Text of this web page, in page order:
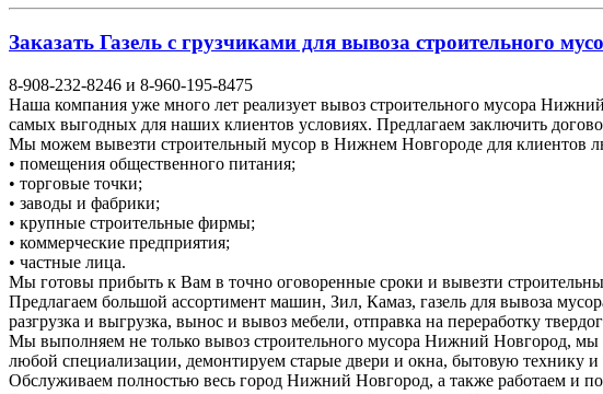
Заказать Газель с грузчиками для вывоза строительного
8-908-232-8246 и 8-960-195-8475
Наша компания уже много лет реализует вывоз строительного мусора
самых выгодных для наших клиентов условиях. Предлагаем заключить
Мы можем вывезти строительный мусор в Нижнем Новгороде для клиентов
• помещения общественного питания;
• торговые точки;
• заводы и фабрики;
• крупные строительные фирмы;
• коммерческие предприятия;
• частные лица.
Мы готовы прибыть к Вам в точно оговоренные сроки и вывезти
Предлагаем большой ассортимент машин, Зил, Камаз, газель для вывоза
разгрузка и выгрузка, вынос и вывоз мебели, отправка на переработку
Мы выполняем не только вывоз строительного мусора Нижний Новгород,
любой специализации, демонтируем старые двери и окна, бытовую технику
Обслуживаем полностью весь город Нижний Новгород, а также работаем и по